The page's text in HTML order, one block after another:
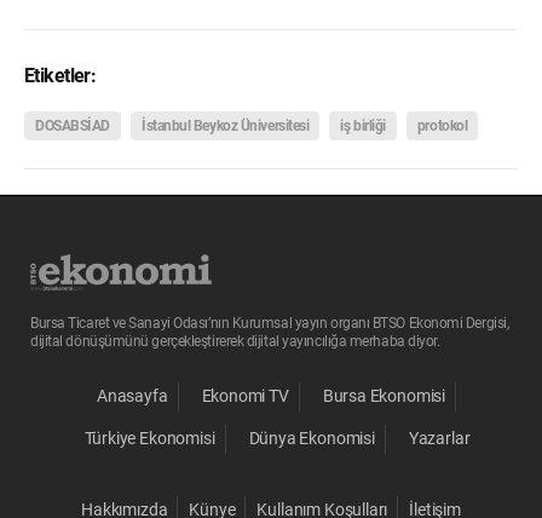
Etiketler:
DOSABSİAD İstanbul Beykoz Üniversitesi iş birliği protokol
Bursa Ticaret ve Sanayi Odası’nın Kurumsal yayın organı BTSO Ekonomi Dergisi,
dijital dönüşümünü gerçekleştirerek dijital yayıncılığa merhaba diyor.
Anasayfa Ekonomi TV Bursa Ekonomisi
Türkiye Ekonomisi Dünya Ekonomisi Yazarlar
Hakkımızda Künye Kullanım Koşulları İletişim